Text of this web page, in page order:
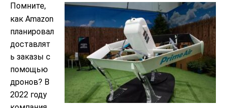
Помните,
как Amazon
планировал
доставлят
ь заказы с
помощью
дронов? В
2022 году